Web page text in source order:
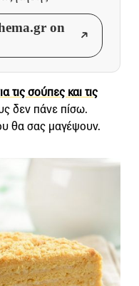
on
τις σούπες και τις
δεν πάνε πίσω.
θα σας μαγέψουν.